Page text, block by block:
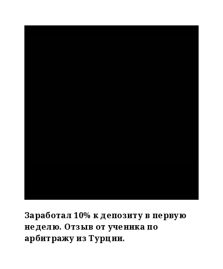
Заработал 10% к депозиту в первую
неделю. Отзыв от ученика по
арбитражу из Турции.